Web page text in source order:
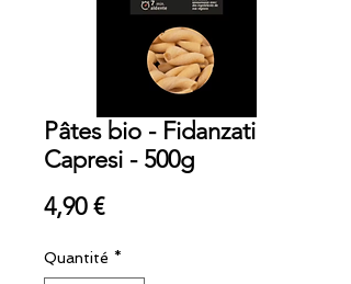
Pâtes bio - Fidanzati
Capresi - 500g
4,90 €Prix
Quantité *